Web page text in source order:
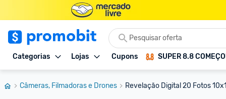
Categorias Lojas Cupons SUPER 8.8
Câmeras, Filmadoras e Drones Revelação Digital 20 Fotos